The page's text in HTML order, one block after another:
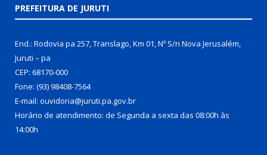
PREFEITURA DE JURUTI
End.: Rodovia pa 257, Translago, Km 01, Nº S/n Nova Jerusalém,
Juruti – pa
CEP: 68170-000
Fone: (93) 98408-7564
E-mail: ouvidoria@juruti.pa.gov.br
Horário de atendimento: de Segunda a sexta das 08:00h às
14:00h